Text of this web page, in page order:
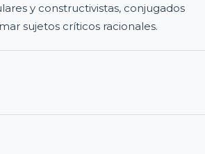
y constructivistas, conjugados
sujetos críticos racionales.